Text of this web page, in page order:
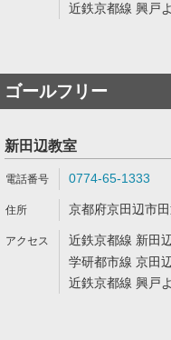
近鉄京都線 興戸
ゴールフリー
新田辺教室
0774-65-1333
京都府京田辺市
近鉄京都線 新田
学研都市線 京田
近鉄京都線 興戸